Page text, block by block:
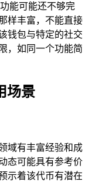
能可能还不够完
样丰富，不能直接
钱包与特定的社交
，如同一个功能简
场景
域有丰富经验和成
态可能具有参考价
示着该代币有潜在